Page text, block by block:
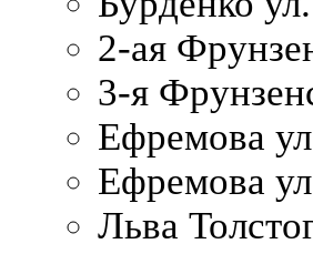
2-ая
3-я
Ефремова
Ефремова
Льва